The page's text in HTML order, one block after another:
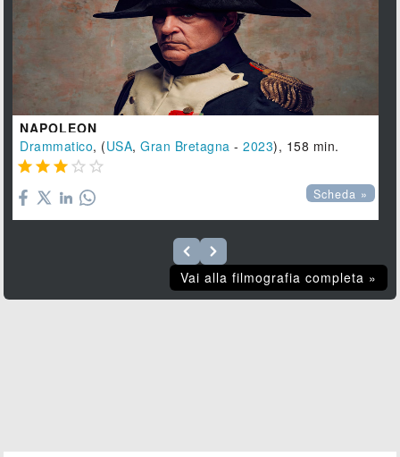
NAPOLEON
Drammatico, (USA,Gran Bretagna -2023), 158 min.
    
Scheda »
Vai alla filmografia completa »